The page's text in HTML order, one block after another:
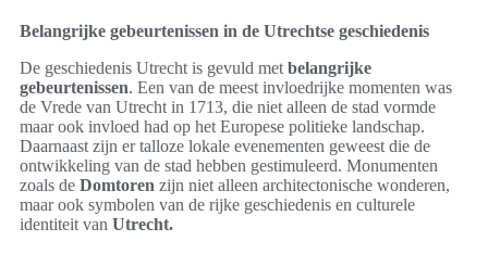
Belangrijke gebeurtenissen in de Utrechtse geschiedenis
De geschiedenis Utrecht is gevuld met belangrijke
gebeurtenissen. Een van de meest invloedrijke momenten was
de Vrede van Utrecht in 1713, die niet alleen de stad vormde
maar ook invloed had op het Europese politieke landschap.
Daarnaast zijn er talloze lokale evenementen geweest die de
ontwikkeling van de stad hebben gestimuleerd. Monumenten
zoals de Domtoren zijn niet alleen architectonische wonderen,
maar ook symbolen van de rijke geschiedenis en culturele
identiteit van Utrecht.